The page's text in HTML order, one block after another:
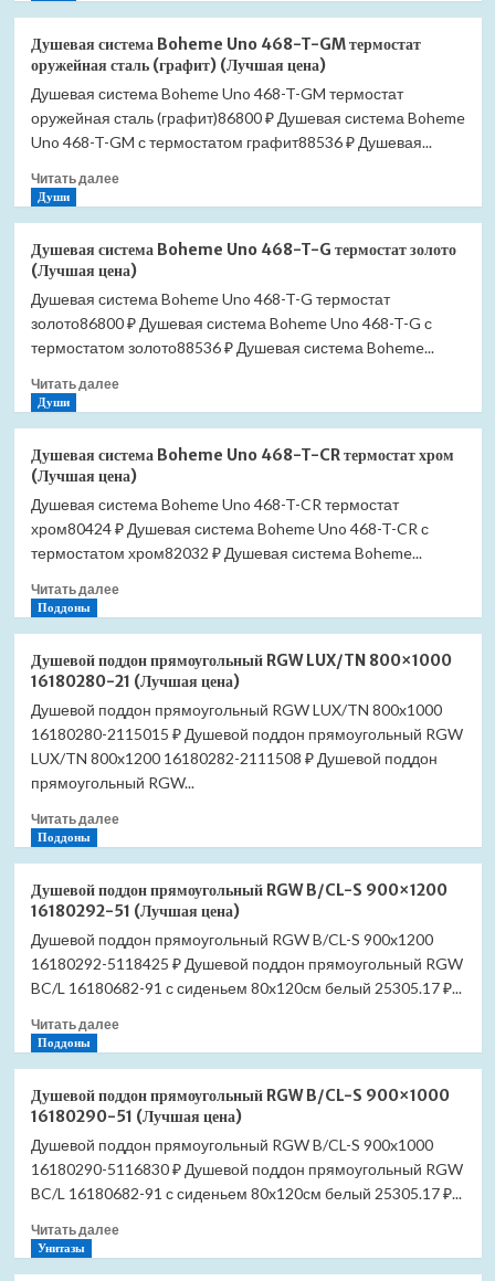
для
кухни
Granula
5102
арктик
цена)
Душевая система Boheme Uno 468-T-GM термостат
оружейная сталь (графит) (Лучшая цена)
Душевая система Boheme Uno 468-T-GM термостат
оружейная сталь (графит)86800 ₽ Душевая система Boheme
Uno 468-T-GM с термостатом графит88536 ₽ Душевая...
Читать далееПрочитать
система
Boheme
Uno
468-
T-
термостат
сталь
(графит)
(Лучшая
Души
Душевая система Boheme Uno 468-T-G термостат золото
(Лучшая цена)
Душевая система Boheme Uno 468-T-G термостат
золото86800 ₽ Душевая система Boheme Uno 468-T-G с
термостатом золото88536 ₽ Душевая система Boheme...
Читать далееПрочитать
система
Boheme
Uno
468-
T-
термостат
(Лучшая
Души
Душевая система Boheme Uno 468-T-CR термостат хром
(Лучшая цена)
Душевая система Boheme Uno 468-T-CR термостат
хром80424 ₽ Душевая система Boheme Uno 468-T-CR с
термостатом хром82032 ₽ Душевая система Boheme...
Читать далееПрочитать
система
Boheme
Uno
468-
T-
хром
Поддоны
Душевой поддон прямоугольный RGW LUX/TN 800×1000
16180280-21 (Лучшая цена)
Душевой поддон прямоугольный RGW LUX/TN 800x1000
16180280-2115015 ₽ Душевой поддон прямоугольный RGW
LUX/TN 800x1200 16180282-2111508 ₽ Душевой поддон
прямоугольный RGW...
Читать далееПрочитать
поддон
прямоугольный
RGW
LUX/TN
800×1000
21
цена)
Поддоны
Душевой поддон прямоугольный RGW B/CL-S 900×1200
16180292-51 (Лучшая цена)
Душевой поддон прямоугольный RGW B/CL-S 900x1200
16180292-5118425 ₽ Душевой поддон прямоугольный RGW
BC/L 16180682-91 с сиденьем 80x120см белый 25305.17 ₽...
Читать далееПрочитать
поддон
прямоугольный
RGW
B/CL-
S
16180292-
(Лучшая
Поддоны
Душевой поддон прямоугольный RGW B/CL-S 900×1000
16180290-51 (Лучшая цена)
Душевой поддон прямоугольный RGW B/CL-S 900x1000
16180290-5116830 ₽ Душевой поддон прямоугольный RGW
BC/L 16180682-91 с сиденьем 80x120см белый 25305.17 ₽...
Читать далееПрочитать
Унитазы